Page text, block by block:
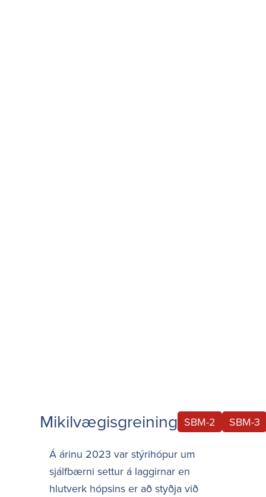
Mikilvægisgreining SBM-2 SBM-3
Á árinu 2023 var stýrihópur um
sjálfbærni settur á laggirnar en
hlutverk hópsins er að styðja við